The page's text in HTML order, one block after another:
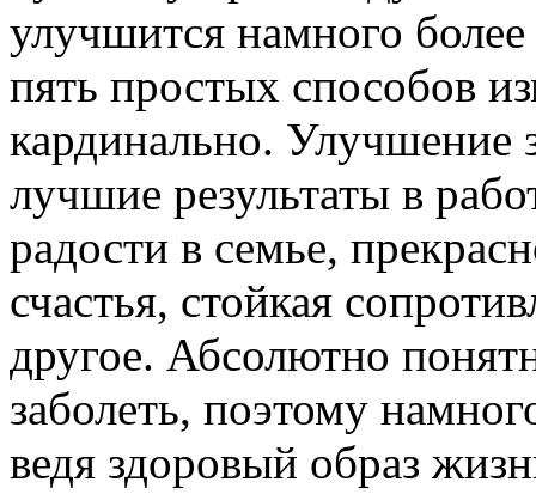
улучшится намного
пять простых способов
кардинально. Улучшение
лучшие результаты в
радости в семье,
счастья, стойкая
другое. Абсолютно
заболеть, поэтому
ведя здоровый образ